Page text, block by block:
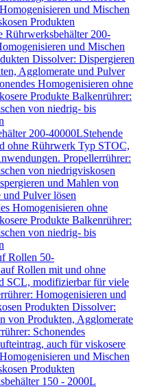
und Mischen
Produkten
200-
und Mischen
Dissolver: Dispergieren
Agglomerate und Pulver
Homogenisieren ohne
Produkte Balkenrührer:
von niedrig- bis
200-40000LStehende
ohne Rührwerk Typ STOC,
Propellerrührer:
von niedrigviskosen
und Mahlen von
Pulver lösen
Homogenisieren ohne
Produkte Balkenrührer:
von niedrig- bis
Rollen 50-
Rollen mit und ohne
SCL, modifizierbar für viele
Homogenisieren und
Produkten Dissolver:
von Produkten, Agglomerate
Schonendes
auch für viskosere
und Mischen
Produkten
150 - 2000L